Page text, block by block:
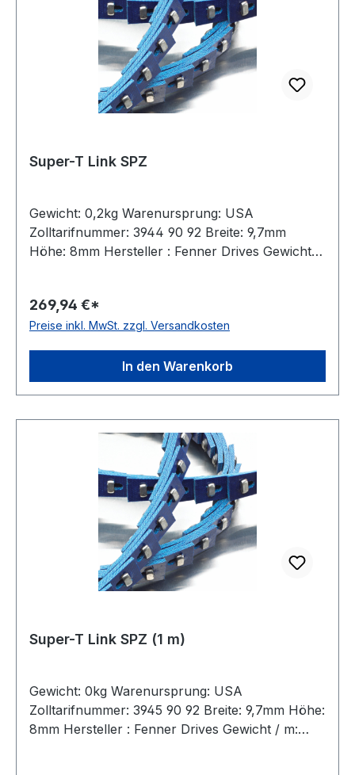
Super-T Link SPZ
Gewicht: 0,2kg Warenursprung: USA
Zolltarifnummer: 3944 90 92 Breite: 9,7mm
Höhe: 8mm Hersteller : Fenner Drives Gewicht /
Polyurethan mit Gewebeeinlagen Farbe: blau
Rollenlänge: 20m Hinweis: Aufpreis für
269,94 €*
Preise inkl. MwSt. zzgl. Versandkosten
In den Warenkorb
Super-T Link SPZ (1 m)
Gewicht: 0kg Warenursprung: USA
Zolltarifnummer: 3945 90 92 Breite: 9,7mm Höhe:
8mm Hersteller : Fenner Drives Gewicht / m: